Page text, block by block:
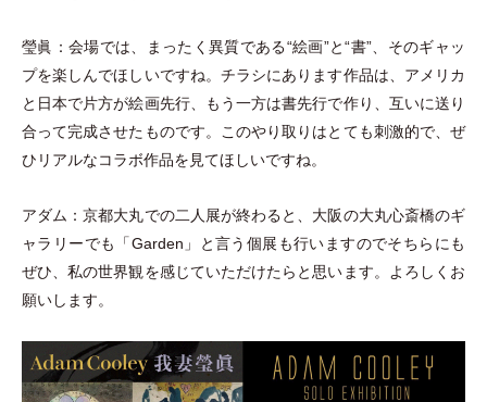
瑩眞：会場では、まったく異質である“絵画”と“書”、そのギャッ
プを楽しんでほしいですね。チラシにあります作品は、アメリカ
と日本で片方が絵画先行、もう一方は書先行で作り、互いに送り
合って完成させたものです。このやり取りはとても刺激的で、ぜ
ひリアルなコラボ作品を見てほしいですね。
アダム：京都大丸での二人展が終わると、大阪の大丸心斎橋のギ
ャラリーでも
「Garden 」
と言う個展も行いますのでそちらにも
ぜひ、私の世界観を感じていただけたらと思います。よろしくお
願いします。